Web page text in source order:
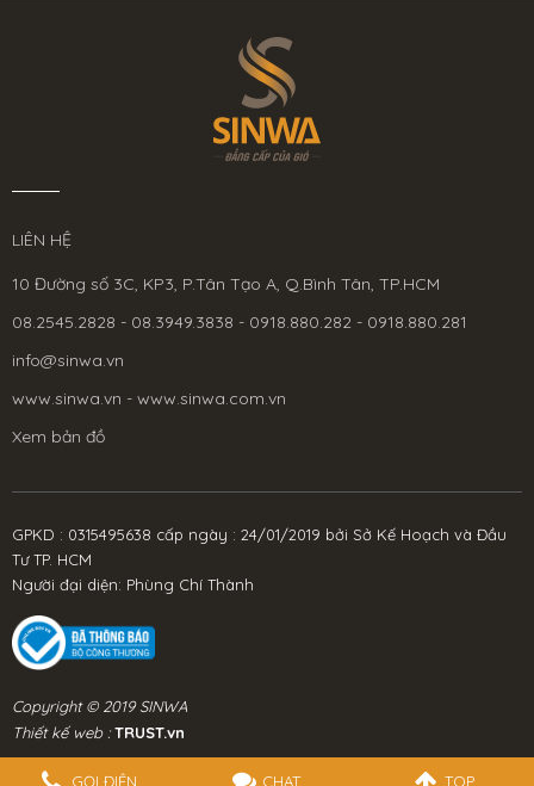
LIÊN HỆ
10 Đường số 3C, KP3, P.Tân Tạo A, Q.Bình Tân, TP.HCM
08.2545.2828 - 08.3949.3838 - 0918.880.282 - 0918.880.281
info@sinwa.vn
www.sinwa.vn - www.sinwa.com.vn
Xem bản đồ
GPKD : 0315495638 cấp ngày : 24/01/2019 bởi Sở Kế Hoạch và Đầu
Tư TP. HCM
Người đại diện: Phùng Chí Thành
Copyright © 2019 SINWA
Thiết kế web : TRUST.vn
GỌI ĐIỆN CHAT TOP